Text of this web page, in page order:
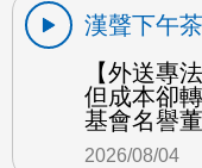
漢聲下午茶
【外送專
但成本卻
基會名譽
2026/08/04